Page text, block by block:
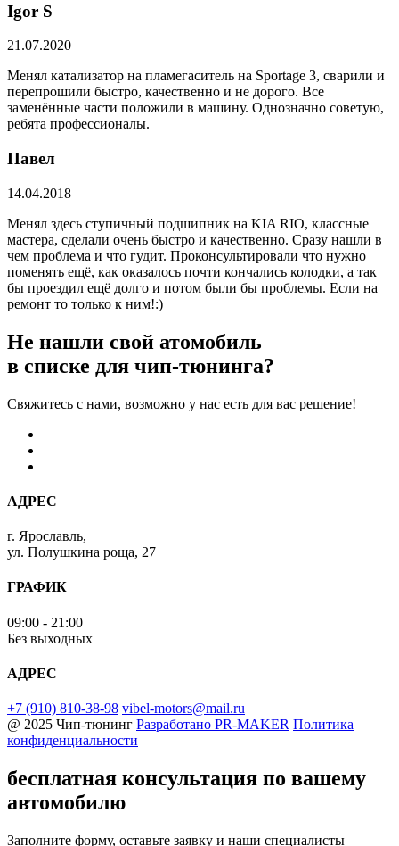
​Igor S
21.07.2020
Менял катализатор на пламегаситель на Sportage 3, сварили и
перепрошили быстро, качественно и не дорого. Все
заменённые части положили в машину. Однозначно советую,
ребята профессионалы.
Павел
14.04.2018
Менял здесь ступичный подшипник на KIA RIO, классные
мастера, сделали очень быстро и качественно. Сразу нашли в
чем проблема и что гудит. Проконсультировали что нужно
поменять ещё, как оказалось почти кончались колодки, а так
бы проездил ещё долго и потом были бы проблемы. Если на
ремонт то только к ним!:)
Не нашли свой атомобиль
в списке для чип-тюнинга?
Свяжитесь с нами, возможно у нас есть для вас решение!
АДРЕС
г. Ярославль,
ул. Полушкина роща, 27
ГРАФИК
09:00 - 21:00
Без выходных
АДРЕС
+7 (910) 810-38-98 vibel-motors@mail.ru
@ 2025 Чип-тюнинг Разработано PR-MAKER Политика
конфиденциальности
бесплатная консультация по вашему
автомобилю
Заполните форму, оставьте заявку и наши специалисты